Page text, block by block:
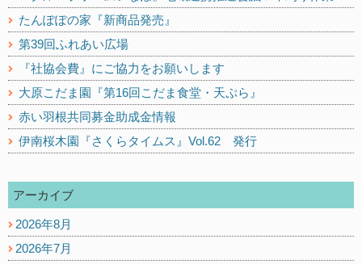
たんぽぽの家『新商品発売』
第39回ふれあい広場
『社協会費』にご協力をお願いします
大原こだま園『第16回こだま食堂・天ぷら』
赤い羽根共同募金助成金情報
伊南桜木園『さくらタイムス』Vol.62 発行
アーカイブ
2026年8月
2026年7月